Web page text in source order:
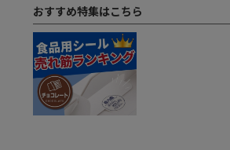
おすすめ特集はこちら